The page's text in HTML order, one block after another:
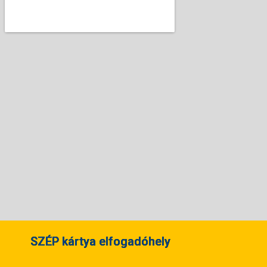
SZÉP kártya elfogadóhely